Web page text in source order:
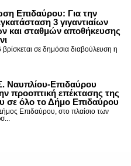
Επιδαύρου: Για την
3 γιγαντιαίων
και σταθμών αποθήκευσης
σε δημόσια διαβούλευση η
Ναυπλίου-Επιδαύρου
προοπτική επέκτασης της
σε όλο το Δήμο Επιδαύρου
Επιδαύρου, στο πλαίσιο των